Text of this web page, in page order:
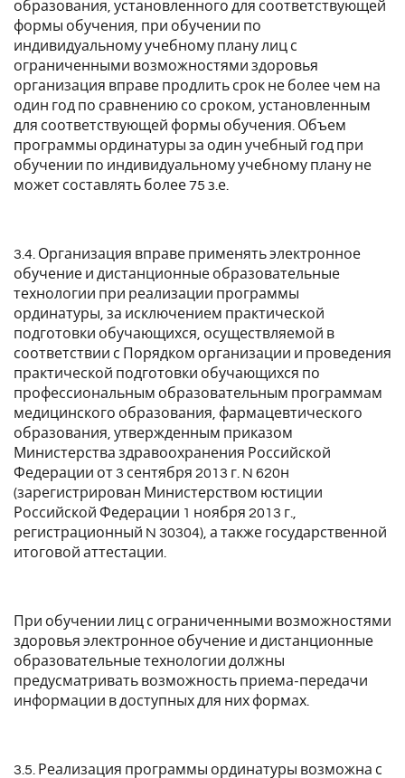
образования, установленного для соответствующей
формы обучения, при обучении по
индивидуальному учебному плану лиц с
ограниченными возможностями здоровья
организация вправе продлить срок не более чем на
один год по сравнению со сроком, установленным
для соответствующей формы обучения. Объем
программы ординатуры за один учебный год при
обучении по индивидуальному учебному плану не
может составлять более 75 з.е.
3.4. Организация вправе применять электронное
обучение и дистанционные образовательные
технологии при реализации программы
ординатуры, за исключением практической
подготовки обучающихся, осуществляемой в
соответствии с Порядком организации и проведения
практической подготовки обучающихся по
профессиональным образовательным программам
медицинского образования, фармацевтического
образования, утвержденным приказом
Министерства здравоохранения Российской
Федерации от 3 сентября 2013 г. N 620н
(зарегистрирован Министерством юстиции
Российской Федерации 1 ноября 2013 г.,
регистрационный N 30304), а также государственной
итоговой аттестации.
При обучении лиц с ограниченными возможностями
здоровья электронное обучение и дистанционные
образовательные технологии должны
предусматривать возможность приема-передачи
информации в доступных для них формах.
3.5. Реализация программы ординатуры возможна с